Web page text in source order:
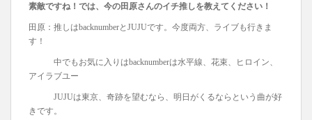
素敵ですね！では、今の田原さんのイチ推しを教えてください！
田原：推しはbacknumberとJUJUです。今度両方、ライブも行きま
す！
中でもお気に入りはbacknumberは水平線、花束、ヒロイン、
アイラブユー
JUJUは東京、奇跡を望むなら、明日がくるならという曲が好
きです。